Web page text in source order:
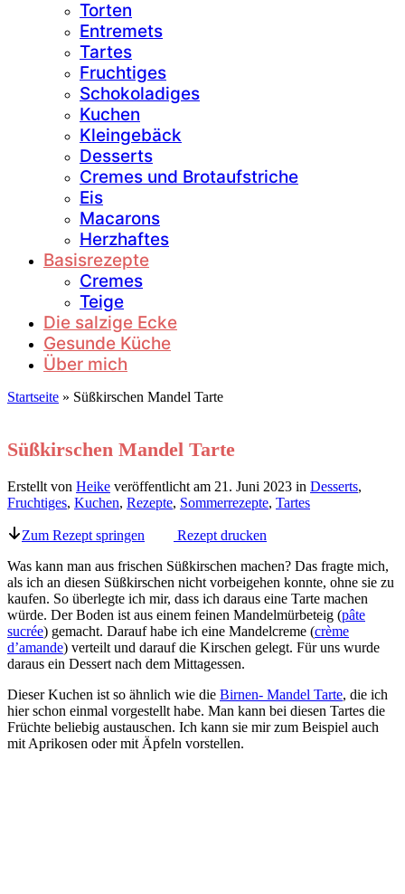
Torten
Entremets
Tartes
Fruchtiges
Schokoladiges
Kuchen
Kleingebäck
Desserts
Cremes und Brotaufstriche
Eis
Macarons
Herzhaftes
Basisrezepte
Cremes
Teige
Die salzige Ecke
Gesunde Küche
Über mich
Startseite » Süßkirschen Mandel Tarte
Süßkirschen Mandel Tarte
Erstellt von Heike veröffentlicht am 21. Juni 2023 in Desserts,
Fruchtiges, Kuchen, Rezepte, Sommerrezepte, Tartes
Zum Rezept springen
Rezept drucken
Was kann man aus frischen Süßkirschen machen? Das fragte mich,
als ich an diesen Süßkirschen nicht vorbeigehen konnte, ohne sie zu
kaufen. So überlegte ich mir, dass ich daraus eine Tarte machen
würde. Der Boden ist aus einem feinen Mandelmürbeteig (pâte
sucrée) gemacht. Darauf habe ich eine Mandelcreme (crème
d’amande) verteilt und darauf die Kirschen gelegt. Für uns wurde
daraus ein Dessert nach dem Mittagessen.
Dieser Kuchen ist so ähnlich wie die Birnen- Mandel Tarte, die ich
hier schon einmal vorgestellt habe. Man kann bei diesen Tartes die
Früchte beliebig austauschen. Ich kann sie mir zum Beispiel auch
mit Aprikosen oder mit Äpfeln vorstellen.